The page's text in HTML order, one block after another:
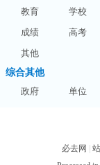
教育
学校
成绩
高考
其他
综合其他
政府
单位
必去网